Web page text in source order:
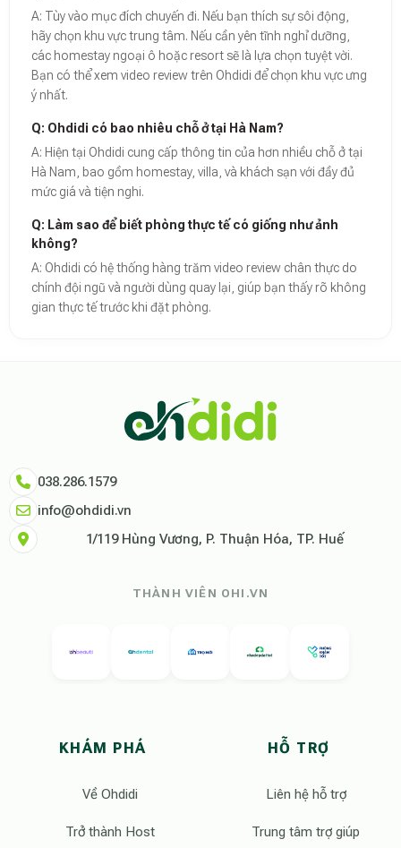
A: Tùy vào mục đích chuyến đi. Nếu bạn thích sự sôi động,
hãy chọn khu vực trung tâm. Nếu cần yên tĩnh nghỉ dưỡng,
các homestay ngoại ô hoặc resort sẽ là lựa chọn tuyệt vời.
Bạn có thể xem video review trên Ohdidi để chọn khu vực ưng
ý nhất.
Q: Ohdidi có bao nhiêu chỗ ở tại Hà Nam?
A: Hiện tại Ohdidi cung cấp thông tin của hơn nhiều chỗ ở tại
Hà Nam, bao gồm homestay, villa, và khách sạn với đầy đủ
mức giá và tiện nghi.
Q: Làm sao để biết phòng thực tế có giống như ảnh
không?
A: Ohdidi có hệ thống hàng trăm video review chân thực do
chính đội ngũ và người dùng quay lại, giúp bạn thấy rõ không
gian thực tế trước khi đặt phòng.
Ohdidi Facebook Official,
038.286.1579
info@ohdidi.vn
1/119 Hùng Vương, P. Thuận Hóa, TP. Huế
THÀNH VIÊN OHI.VN
KHÁM PHÁ
Về Ohdidi
Trở thành Host
HỖ TRỢ
Liên hệ hỗ trợ
Trung tâm trợ giúp